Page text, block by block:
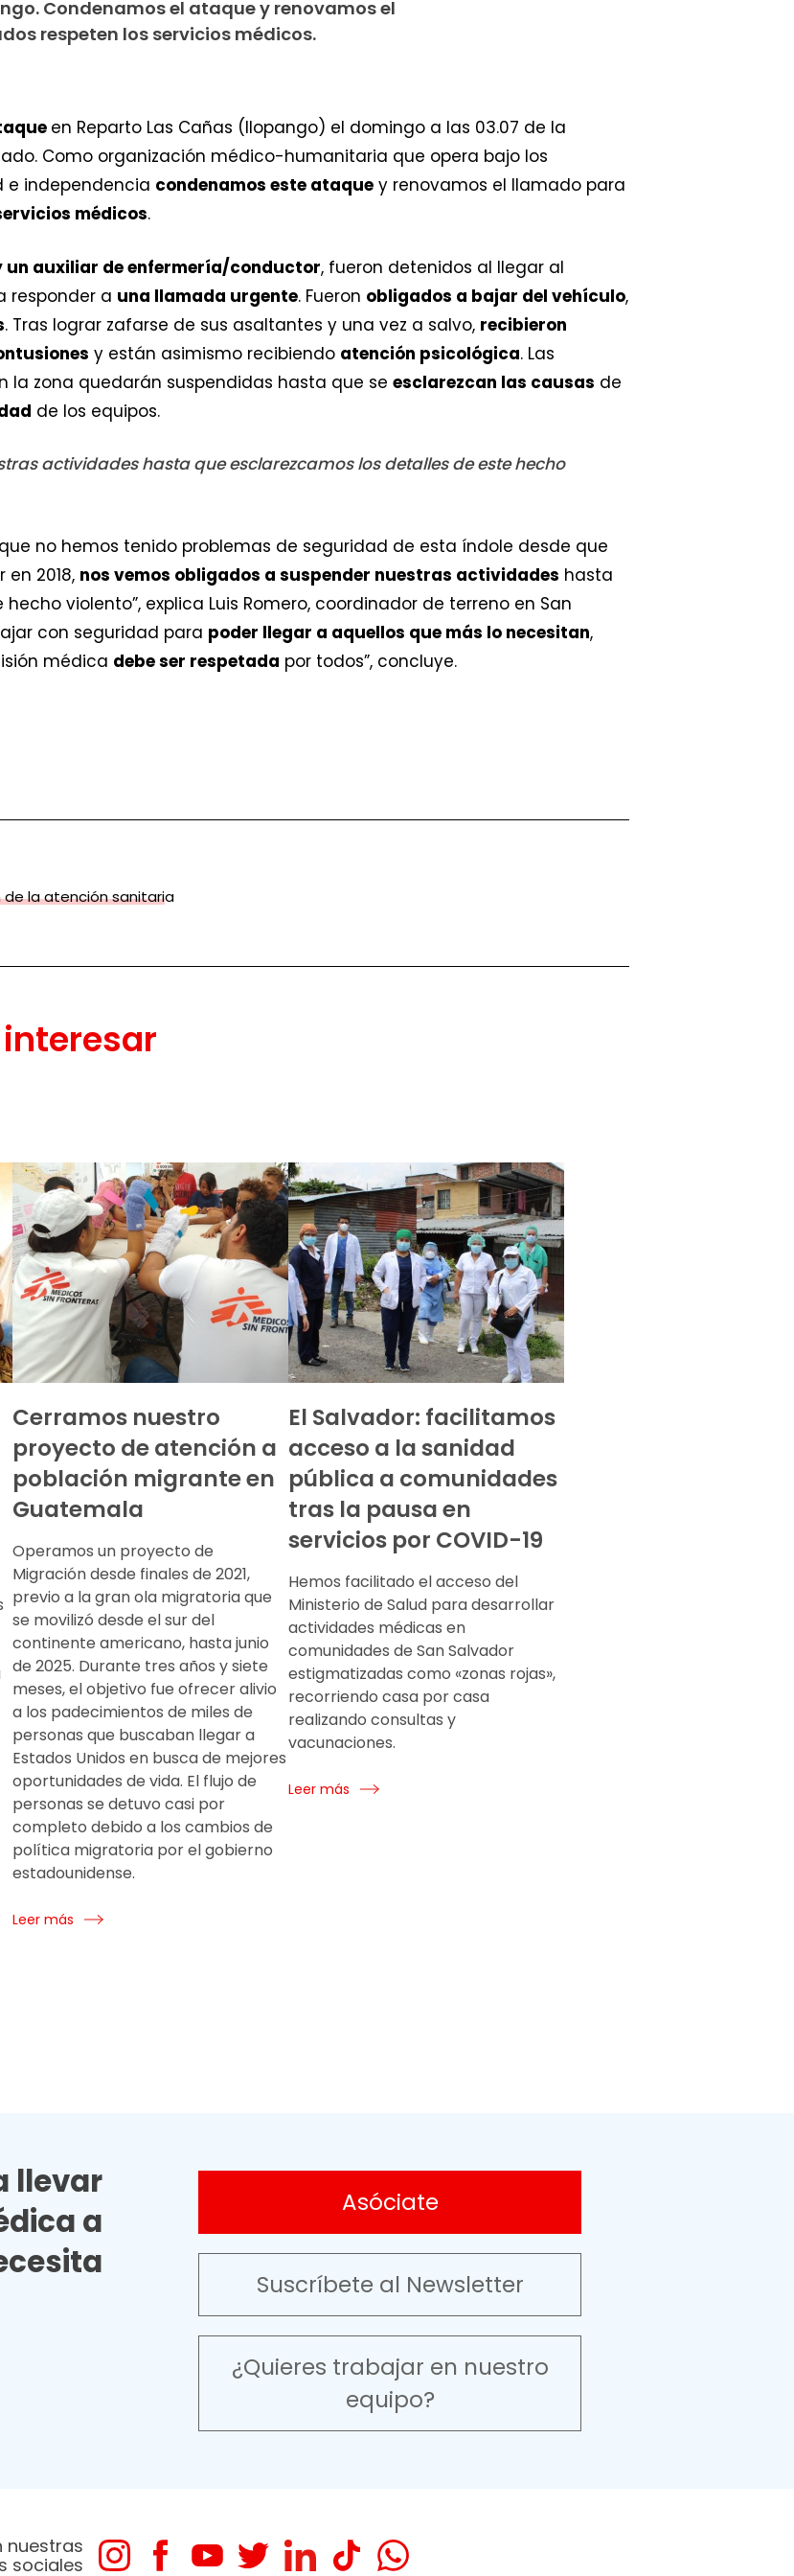
Condenamos el ataque y renovamos el
respeten los servicios médicos.
en Reparto Las Cañas (Ilopango) el domingo a las 03.07 de la
Como organización médico-humanitaria que opera bajo los
e independencia condenamos este ataque y renovamos el llamado para
médicos.
un auxiliar de enfermería/conductor, fueron detenidos al llegar al
responder a una llamada urgente. Fueron obligados a bajar del vehículo,
. Tras lograr zafarse de sus asaltantes y una vez a salvo, recibieron
y están asimismo recibiendo atención psicológica. Las
la zona quedarán suspendidas hasta que se esclarezcan las causas de
de los equipos.
actividades hasta que esclarezcamos los detalles de este hecho
no hemos tenido problemas de seguridad de esta índole desde que
2018, nos vemos obligados a suspender nuestras actividades hasta
violento”, explica Luis Romero, coordinador de terreno en San
con seguridad para poder llegar a aquellos que más lo necesitan,
médica debe ser respetada por todos”, concluye.
de la atención sanitaria
Cerramos nuestro
proyecto de atención a
población migrante en
Guatemala
Operamos un proyecto de
Migración desde finales de 2021,
previo a la gran ola migratoria que
se movilizó desde el sur del
continente americano, hasta junio
de 2025. Durante tres años y siete
meses, el objetivo fue ofrecer alivio
a los padecimientos de miles de
personas que buscaban llegar a
Estados Unidos en busca de mejores
oportunidades de vida. El flujo de
personas se detuvo casi por
completo debido a los cambios de
política migratoria por el gobierno
estadounidense.
Leer más
El Salvador: facilitamos
acceso a la sanidad
pública a comunidades
tras la pausa en
servicios por COVID-19
Hemos facilitado el acceso del
Ministerio de Salud para desarrollar
actividades médicas en
comunidades de San Salvador
estigmatizadas como «zonas rojas»,
recorriendo casa por casa
realizando consultas y
vacunaciones.
Leer más
llevar
a
Asóciate
Suscríbete al Newsletter
¿Quieres trabajar en nuestro
equipo?
nuestras
sociales